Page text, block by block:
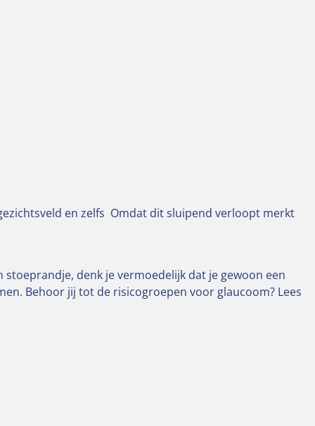
en zelfs Omdat dit sluipend verloopt merkt
denk je vermoedelijk dat je gewoon een
Behoor jij tot de risicogroepen voor glaucoom? Lees